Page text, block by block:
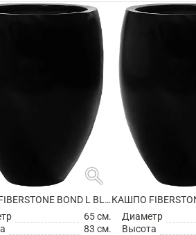
search
КАШПО FIBERSTONE BOND L BLACK
65 см.
83 см.
Диаметр
Высота